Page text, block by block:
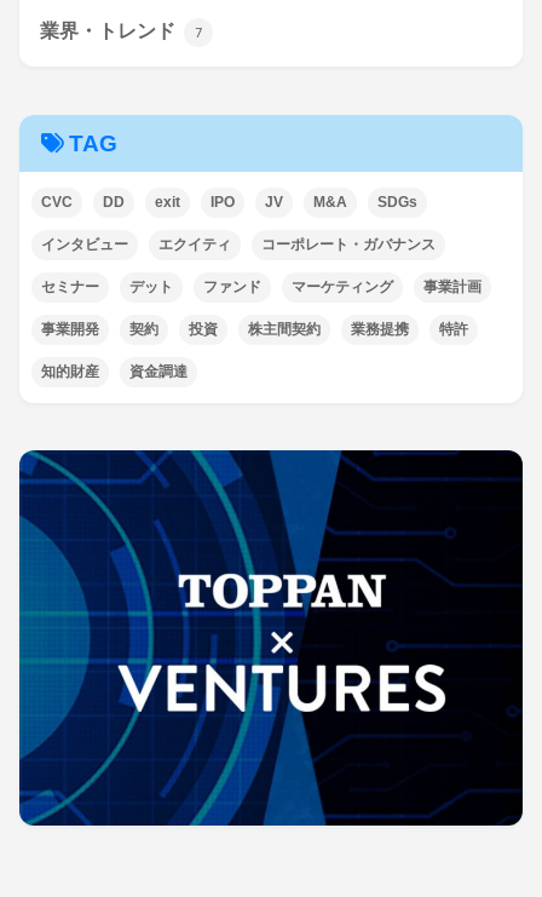
業界・トレンド 7
TAG
CVC DD exit IPO JV M&A SDGs
インタビュー エクイティ コーポレート・ガバナンス
セミナー デット ファンド マーケティング 事業計画
事業開発 契約 投資 株主間契約 業務提携 特許
知的財産 資金調達